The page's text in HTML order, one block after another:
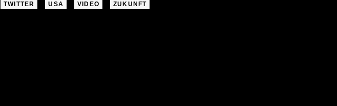
TWITTER USA VIDEO ZUKUNFT